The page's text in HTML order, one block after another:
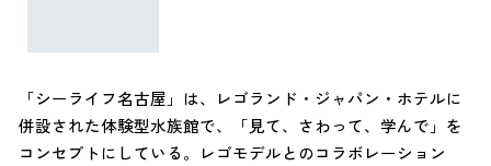
「シーライフ名古屋」は、レゴランド・ジャパン・ホテルに
併設された体験型水族館で、「見て、さわって、学んで」を
コンセプトにしている。レゴモデルとのコラボレーション